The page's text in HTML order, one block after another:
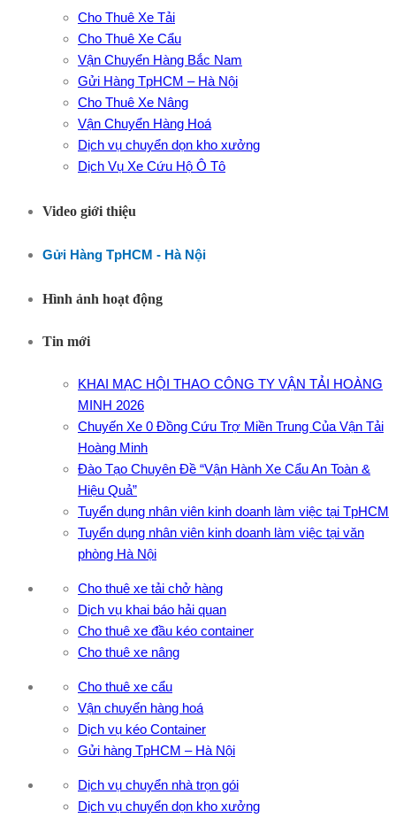
Cho Thuê Xe Tải
Cho Thuê Xe Cẩu
Vận Chuyển Hàng Bắc Nam
Gửi Hàng TpHCM – Hà Nội
Cho Thuê Xe Nâng
Vận Chuyển Hàng Hoá
Dịch vụ chuyển dọn kho xưởng
Dịch Vụ Xe Cứu Hộ Ô Tô
Video giới thiệu
Gửi Hàng TpHCM - Hà Nội
Hình ảnh hoạt động
Tin mới
KHAI MẠC HỘI THAO CÔNG TY VẬN TẢI HOÀNG
MINH 2026
Chuyến Xe 0 Đồng Cứu Trợ Miền Trung Của Vận Tải
Hoàng Minh
Đào Tạo Chuyên Đề “Vận Hành Xe Cẩu An Toàn &
Hiệu Quả”
Tuyển dụng nhân viên kinh doanh làm việc tại TpHCM
Tuyển dụng nhân viên kinh doanh làm việc tại văn
phòng Hà Nội
Cho thuê xe tải chở hàng
Dịch vụ khai báo hải quan
Cho thuê xe đầu kéo container
Cho thuê xe nâng
Cho thuê xe cẩu
Vận chuyển hàng hoá
Dịch vụ kéo Container
Gửi hàng TpHCM – Hà Nội
Dịch vụ chuyển nhà trọn gói
Dịch vụ chuyển dọn kho xưởng